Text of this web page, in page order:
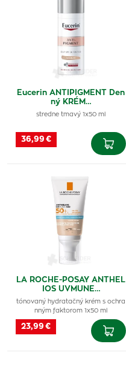
Eucerin ANTIPIGMENT Den
ný KRÉM…
stredne tmavý 1x50 ml
36,99 €
LA ROCHE-POSAY ANTHEL
IOS UVMUNE…
tónovaný hydratačný krém s ochra
nným faktorom 1x50 ml
23,99 €